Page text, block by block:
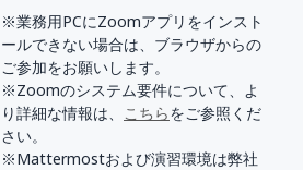
※業務用PCにZoomアプリをインスト
ールできない場合は、ブラウザからの
ご参加をお願いします。
※Zoomのシステム要件について、よ
り詳細な情報は、 こちらをご参照くだ
さい。
※Mattermostおよび演習環境は弊社